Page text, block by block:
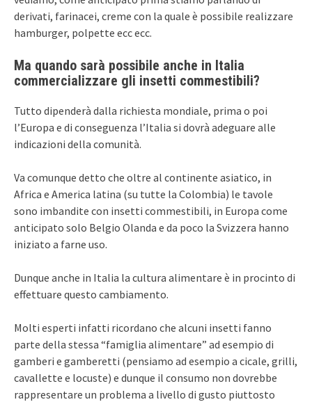
derivati, farinacei, creme con la quale è possibile realizzare
hamburger, polpette ecc ecc.
Ma quando sarà possibile anche in Italia
commercializzare gli insetti commestibili?
Tutto dipenderà dalla richiesta mondiale, prima o poi
l’Europa e di conseguenza l’Italia si dovrà adeguare alle
indicazioni della comunità.
Va comunque detto che oltre al continente asiatico, in
Africa e America latina (su tutte la Colombia) le tavole
sono imbandite con insetti commestibili, in Europa come
anticipato solo Belgio Olanda e da poco la Svizzera hanno
iniziato a farne uso.
Dunque anche in Italia la cultura alimentare è in procinto di
effettuare questo cambiamento.
Molti esperti infatti ricordano che alcuni insetti fanno
parte della stessa “famiglia alimentare” ad esempio di
gamberi e gamberetti (pensiamo ad esempio a cicale, grilli,
cavallette e locuste) e dunque il consumo non dovrebbe
rappresentare un problema a livello di gusto piuttosto